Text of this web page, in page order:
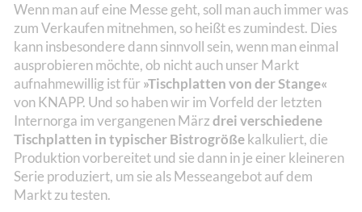
Wenn man auf eine Messe geht, soll man auch immer was
zum Verkaufen mitnehmen, so heißt es zumindest. Dies
kann insbesondere dann sinnvoll sein, wenn man einmal
ausprobieren möchte, ob nicht auch unser Markt
aufnahmewillig ist für»Tischplatten von der Stange«
von KNAPP. Und so haben wir im Vorfeld der letzten
Internorga im vergangenen Märzdrei verschiedene
Tischplatten in typischer Bistrogrößekalkuliert, die
Produktion vorbereitet und sie dann in je einer kleineren
Serie produziert, um sie als Messeangebot auf dem
Markt zu testen.